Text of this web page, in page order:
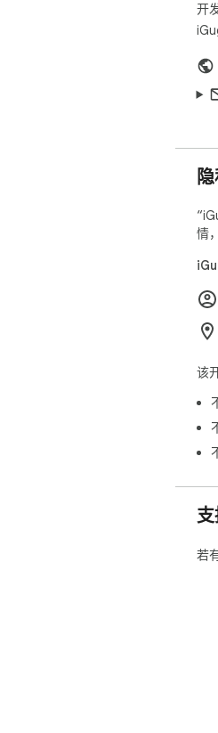
开
情
该
若